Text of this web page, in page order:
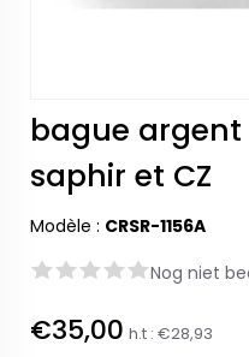
bague argent
saphir et CZ
Modèle : CRSR-1156A
Nog niet
€35,00 h.t : €28,93